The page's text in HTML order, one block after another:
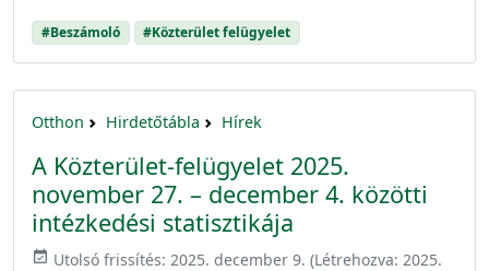
#Beszámoló #Közterület felügyelet
Otthon Hirdetőtábla Hírek
A Közterület-felügyelet 2025.
november 27. – december 4. közötti
intézkedési statisztikája
event_available Utolsó frissítés: 2025. december 9. (Létrehozva: 2025.